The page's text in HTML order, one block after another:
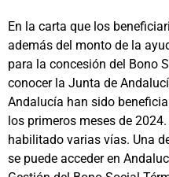
En la carta que los
además del monto de la
para la concesión del Bono
conocer la Junta de
Andalucía han sido
los primeros meses de
habilitado varias vías. Una
se puede acceder en